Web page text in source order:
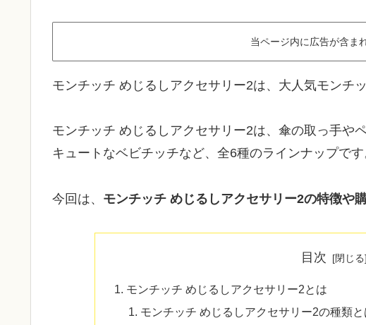
当ページ内に広告が含ま
モンチッチ めじるしアクセサリー2は、大人気モンチ
モンチッチ めじるしアクセサリー2は、傘の取っ手や
キュートなベビチッチなど、全6種のラインナップです
今回は、 モンチッチ めじるしアクセサリー2の特徴や
目次
モンチッチ めじるしアクセサリー2とは
モンチッチ めじるしアクセサリー2の種類と